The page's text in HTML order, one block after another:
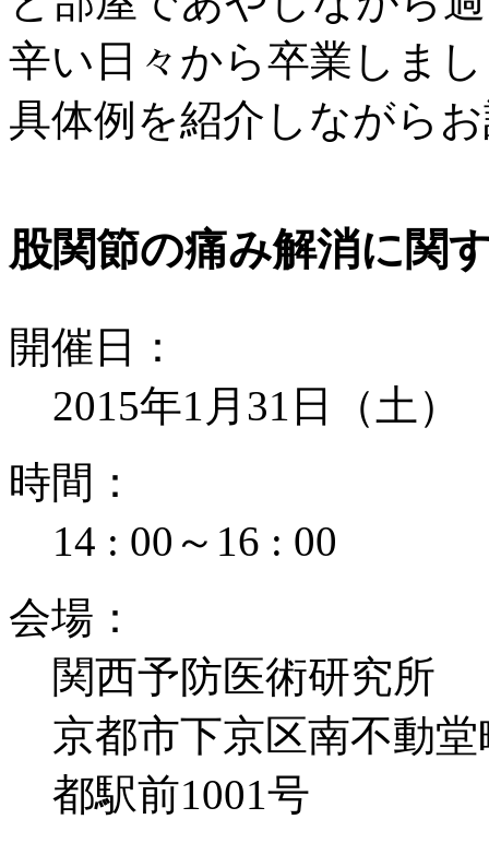
辛い日々から卒業しま
具体例を紹介しながら
股関節の痛み解消に関
開催 日
：
2015年1月31日（土
時間 ：
14 : 00 ～ 16 : 00
会場 ：
関西予防医術研究所
京都市下京区南不動
都駅前1001号